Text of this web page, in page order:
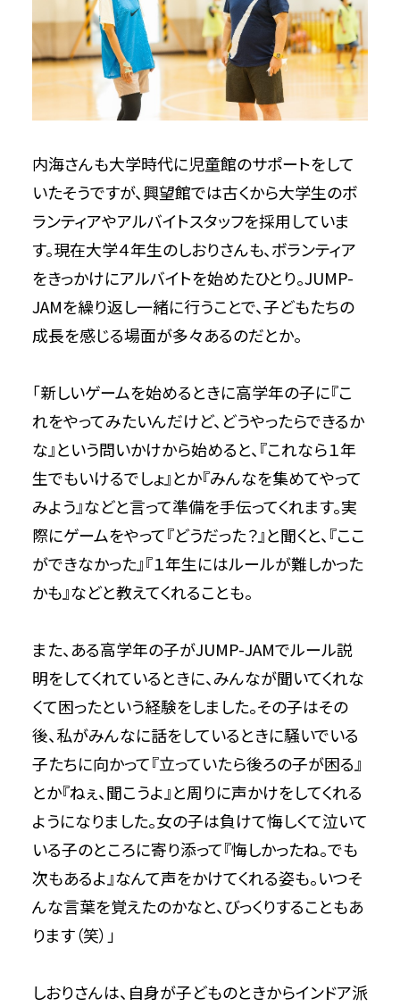
内海さんも大学時代に児童館のサポートをして
いたそうですが、興望館では古くから大学生のボ
ランティアやアルバイトスタッフを採用していま
す。現在大学４年生のしおりさんも、ボランティア
をきっかけにアルバイトを始めたひとり。JUMP-
JAMを繰り返し一緒に行うことで、子どもたちの
成長を感じる場面が多々あるのだとか。
「新しいゲームを始めるときに高学年の子に『こ
れをやってみたいんだけど、どうやったらできるか
な』という問いかけから始めると、『これなら１年
生でもいけるでしょ』とか『みんなを集めてやって
みよう』などと言って準備を手伝ってくれます。実
際にゲームをやって『どうだった？』と聞くと、『ここ
ができなかった』『１年生にはルールが難しかった
かも』などと教えてくれることも。
また、ある高学年の子がJUMP-JAMでルール説
明をしてくれているときに、みんなが聞いてくれな
くて困ったという経験をしました。その子はその
後、私がみんなに話をしているときに騒いでいる
子たちに向かって『立っていたら後ろの子が困る』
とか『ねぇ、聞こうよ』と周りに声かけをしてくれる
ようになりました。女の子は負けて悔しくて泣いて
いる子のところに寄り添って『悔しかったね。でも
次もあるよ』なんて声をかけてくれる姿も。いつそ
んな言葉を覚えたのかなと、びっくりすることもあ
ります（笑）」
しおりさんは、自身が子どものときからインドア派